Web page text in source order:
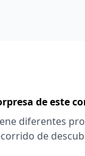
de este
diferentes
de